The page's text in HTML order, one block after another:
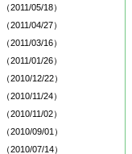
（2011/05/18）
（2011/04/27）
（2011/03/16）
（2011/01/26）
（2010/12/22）
（2010/11/24）
（2010/11/02）
（2010/09/01）
（2010/07/14）